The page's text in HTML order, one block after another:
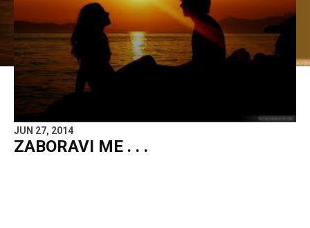
JUN 27, 2014
ZABORAVI ME . . .